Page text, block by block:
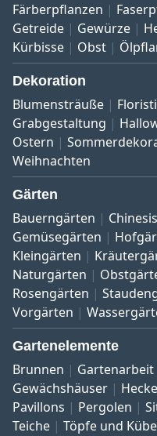
Färberpflanzen
Getreide
Gewürze
Kürbisse
Obst
Dekoration
Blumensträuße
Grabgestaltung
Ostern
Weihnachten
Gärten
Bauerngärten
Gemüsegärten
Kleingärten
Naturgärten
Rosengärten
Vorgärten
Gartenelemente
Brunnen Gartenarbeit
Gewächshäuser
Pavillons
Pergolen
Teiche
Töpfe und